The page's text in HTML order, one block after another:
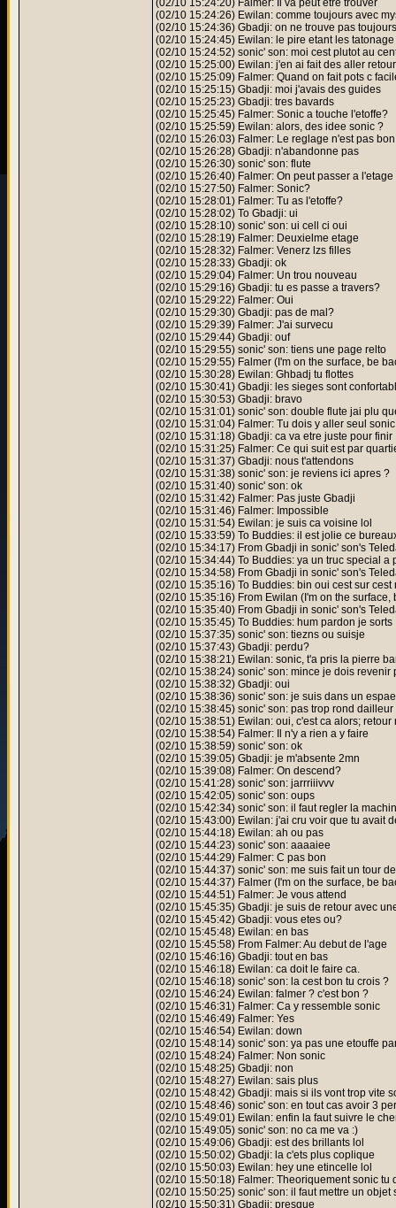
(02/10 15:24:20) Falmer: Il va peut etre trouver
(02/10 15:24:26) Ewilan: comme toujours avec
(02/10 15:24:36) Gbadji: on ne trouve pas
(02/10 15:24:45) Ewilan: le pire etant les
(02/10 15:24:52) sonic' son: moi cest plutot au
(02/10 15:25:00) Ewilan: j'en ai fait des aller retour
(02/10 15:25:09) Falmer: Quand on fait pots c
(02/10 15:25:15) Gbadji: moi j'avais des guides
(02/10 15:25:23) Gbadji: tres bavards
(02/10 15:25:45) Falmer: Sonic a touche l'etoffe?
(02/10 15:25:59) Ewilan: alors, des idee sonic ?
(02/10 15:26:03) Falmer: Le reglage n'est pas bon
(02/10 15:26:28) Gbadji: n'abandonne pas
(02/10 15:26:30) sonic' son: flute
(02/10 15:26:40) Falmer: On peut passer a l'etage
(02/10 15:27:50) Falmer: Sonic?
(02/10 15:28:01) Falmer: Tu as l'etoffe?
(02/10 15:28:02) To Gbadji: ui
(02/10 15:28:10) sonic' son: ui cell ci oui
(02/10 15:28:19) Falmer: Deuxielme etage
(02/10 15:28:32) Falmer: Venerz lzs filles
(02/10 15:28:33) Gbadji: ok
(02/10 15:29:04) Falmer: Un trou nouveau
(02/10 15:29:16) Gbadji: tu es passe a travers?
(02/10 15:29:22) Falmer: Oui
(02/10 15:29:30) Gbadji: pas de mal?
(02/10 15:29:39) Falmer: J'ai survecu
(02/10 15:29:44) Gbadji: ouf
(02/10 15:29:55) sonic' son: tiens une page relto
(02/10 15:29:55) Falmer (I'm on the surface, be
(02/10 15:30:28) Ewilan: Ghbadj tu flottes
(02/10 15:30:41) Gbadji: les sieges sont
(02/10 15:30:53) Gbadji: bravo
(02/10 15:31:01) sonic' son: double flute jai plu
(02/10 15:31:04) Falmer: Tu dois y aller seul sonic
(02/10 15:31:18) Gbadji: ca va etre juste pour finir
(02/10 15:31:25) Falmer: Ce qui suit est par
(02/10 15:31:37) Gbadji: nous t'attendons
(02/10 15:31:38) sonic' son: je reviens ici apres ?
(02/10 15:31:40) sonic' son: ok
(02/10 15:31:42) Falmer: Pas juste Gbadji
(02/10 15:31:46) Falmer: Impossible
(02/10 15:31:54) Ewilan: je suis ca voisine lol
(02/10 15:33:59) To Buddies: il est jolie ce
(02/10 15:34:17) From Gbadji in sonic' son's
(02/10 15:34:44) To Buddies: ya un truc special a
(02/10 15:34:58) From Gbadji in sonic' son's
(02/10 15:35:16) To Buddies: bin oui cest sur cest
(02/10 15:35:16) From Ewilan (I'm on the surface,
(02/10 15:35:40) From Gbadji in sonic' son's
(02/10 15:35:45) To Buddies: hum pardon je sorts
(02/10 15:37:35) sonic' son: tiezns ou suisje
(02/10 15:37:43) Gbadji: perdu?
(02/10 15:38:21) Ewilan: sonic, t'a pris la pierre
(02/10 15:38:24) sonic' son: mince je dois revenir
(02/10 15:38:32) Gbadji: oui
(02/10 15:38:36) sonic' son: je suis dans un
(02/10 15:38:45) sonic' son: pas trop rond dailleur
(02/10 15:38:51) Ewilan: oui, c'est ca alors; retour
(02/10 15:38:54) Falmer: Il n'y a rien a y faire
(02/10 15:38:59) sonic' son: ok
(02/10 15:39:05) Gbadji: je m'absente 2mn
(02/10 15:39:08) Falmer: On descend?
(02/10 15:41:28) sonic' son: jarrriiivvv
(02/10 15:42:05) sonic' son: oups
(02/10 15:42:34) sonic' son: il faut regler la
(02/10 15:43:00) Ewilan: j'ai cru voir que tu avait
(02/10 15:44:18) Ewilan: ah ou pas
(02/10 15:44:23) sonic' son: aaaaiee
(02/10 15:44:29) Falmer: C pas bon
(02/10 15:44:37) sonic' son: me suis fait un tour
(02/10 15:44:37) Falmer (I'm on the surface, be
(02/10 15:44:51) Falmer: Je vous attend
(02/10 15:45:35) Gbadji: je suis de retour avec
(02/10 15:45:42) Gbadji: vous etes ou?
(02/10 15:45:48) Ewilan: en bas
(02/10 15:45:58) From Falmer: Au debut de l'age
(02/10 15:46:16) Gbadji: tout en bas
(02/10 15:46:18) Ewilan: ca doit le faire ca.
(02/10 15:46:18) sonic' son: la cest bon tu crois ?
(02/10 15:46:24) Ewilan: falmer ? c'est bon ?
(02/10 15:46:31) Falmer: Ca y ressemble sonic
(02/10 15:46:49) Falmer: Yes
(02/10 15:46:54) Ewilan: down
(02/10 15:48:14) sonic' son: ya pas une etouffe
(02/10 15:48:24) Falmer: Non sonic
(02/10 15:48:25) Gbadji: non
(02/10 15:48:27) Ewilan: sais plus
(02/10 15:48:42) Gbadji: mais si ils vont trop vite
(02/10 15:48:46) sonic' son: en tout cas avoir 3
(02/10 15:49:01) Ewilan: enfin la faut suivre le
(02/10 15:49:05) sonic' son: no ca me va :)
(02/10 15:49:06) Gbadji: est des brillants lol
(02/10 15:50:02) Gbadji: la c'ets plus coplique
(02/10 15:50:03) Ewilan: hey une etincelle lol
(02/10 15:50:18) Falmer: Theoriquement sonic tu
(02/10 15:50:25) sonic' son: il faut mettre un objet
(02/10 15:50:31) Gbadji: presque